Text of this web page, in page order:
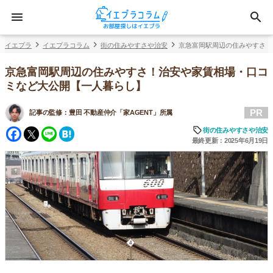
イエプラ イエプラコラム 街の住みやすさや治安 京急富岡駅周辺の住みやすさ
京急富岡駅周辺の住みやすさ！治安や家賃相場・口コ
ミなど大公開【一人暮らし】
記事の監修： 豊田 不動産仲介「家AGENT」所属
Facebook
Twitter
Line
PR
街の住みやすさや治安
最終更新：2025年6月19日